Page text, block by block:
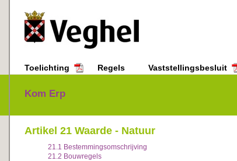
Kom Erp
Regels Hoofdstuk 2 Bestemmingsregels
Toelichting Regels Vaststellingsbesluit
Artikel 21 Waarde - Natuur
21.1 Bestemmingsomschrijving
21.2 Bouwregels